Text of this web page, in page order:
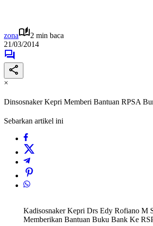
zona
2 min baca
21/03/2014
×
Dinsosnaker Kepri Memberi Bantuan RPSA
Sebarkan artikel ini
Kadisosnaker Kepri Drs Edy Rofiano M
Memberikan Bantuan Buku Bank Ke